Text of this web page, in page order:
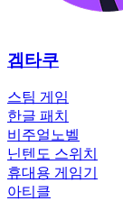
겜타쿠
스팀 게임
한글 패치
비주얼노벨
닌텐도 스위치
휴대용 게임기
아티클